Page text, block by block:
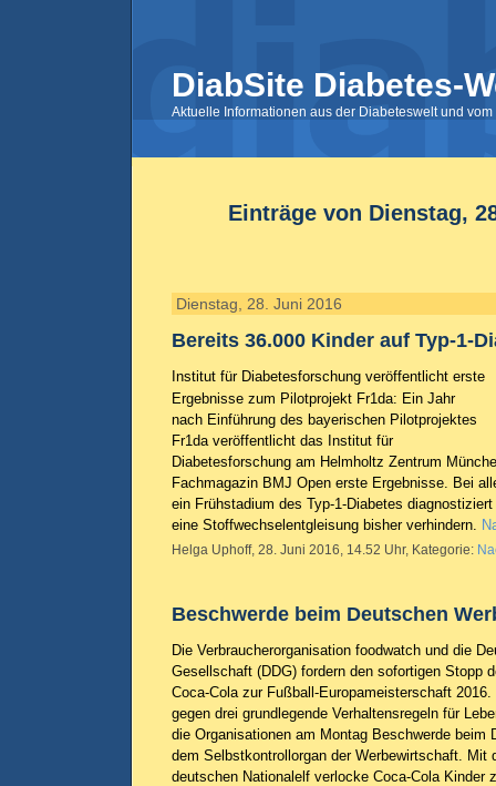
DiabSite Diabetes-
Aktuelle Informationen aus der Diabeteswelt und
Einträge von Dienstag,
Dienstag, 28. Juni 2016
Bereits 36.000 Kinder auf Typ-1-
Institut für Diabetesforschung veröffentlicht erste
Ergebnisse zum Pilotprojekt Fr1da: Ein Jahr
nach Einführung des bayerischen Pilotprojektes
Fr1da veröffentlicht das Institut für
Diabetesforschung am Helmholtz Zentrum
Fachmagazin BMJ Open erste Ergebnisse. Bei
ein Frühstadium des Typ-1-Diabetes
eine Stoffwechselentgleisung bisher verhindern.
Helga Uphoff, 28. Juni 2016, 14.52 Uhr, Kategorie:
Beschwerde beim Deutschen
Die Verbraucherorganisation foodwatch und die
Gesellschaft (DDG) fordern den sofortigen Stopp
Coca-Cola zur Fußball-Europameisterschaft
gegen drei grundlegende Verhaltensregeln für
die Organisationen am Montag Beschwerde beim
dem Selbstkontrollorgan der Werbewirtschaft. Mit
deutschen Nationalelf verlocke Coca-Cola Kinder